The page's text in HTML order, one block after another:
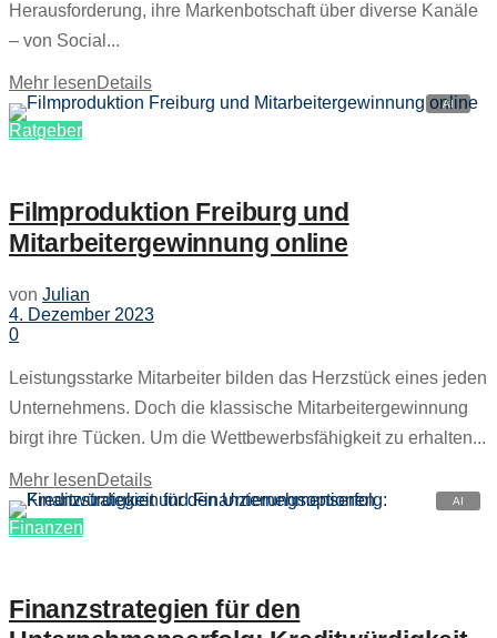
Herausforderung, ihre Markenbotschaft über diverse Kanäle
– von Social...
Mehr lesenDetails
Ratgeber
Filmproduktion Freiburg und
Mitarbeitergewinnung online
von Julian
4. Dezember 2023
0
Leistungsstarke Mitarbeiter bilden das Herzstück eines jeden
Unternehmens. Doch die klassische Mitarbeitergewinnung
birgt ihre Tücken. Um die Wettbewerbsfähigkeit zu erhalten...
Mehr lesenDetails
Finanzen
Finanzstrategien für den